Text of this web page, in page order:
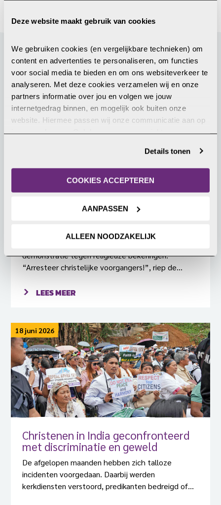
Deze website maakt gebruik van cookies
We gebruiken cookies (en vergelijkbare technieken) om
content en advertenties te personaliseren, om functies
voor social media te bieden en om ons websiteverkeer te
analyseren. Met deze cookies verzamelen wij en onze
partners informatie over jou en volgen we jouw
internetgedrag binnen, en mogelijk ook buiten onze
website. Hiermee passen wij onze communicatie aan op
jouw voorkeuren. Ook kunnen we zo gerichte
internetgedrag. Je kunt je toestemming ook altijd wijzigen
of intrekken. Meer uitleg vind je in onze
privacyverklaring.
Details tonen
COOKIES ACCEPTEREN
AANPASSEN
ALLEEN NOODZAKELIJK
Gerelateerd nieuws
24 juni 2026
Grote demonstratie tegen
vermeende religieuze bekeringen
demonstratie tegen religieuze bekeringen.
“Arresteer christelijke voorgangers!”, riep de
LEES MEER
18 juni 2026
Christenen in India geconfronteerd
met discriminatie en geweld
De afgelopen maanden hebben zich talloze
incidenten voorgedaan. Daarbij werden
kerkdiensten verstoord, predikanten bedreigd of